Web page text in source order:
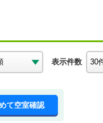
表示件数
て空室確認